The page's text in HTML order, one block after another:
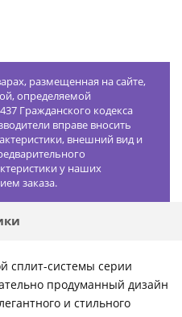
размещенная на сайте,
определяемой
Гражданского кодекса
вправе вносить
внешний вид и
у наших
заказа.
сплит-системы серии
продуманный дизайн
и стильного